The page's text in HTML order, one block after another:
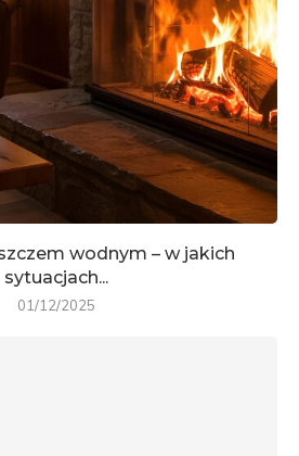
wodnym – w jakich
sytuacjach...
01/12/2025